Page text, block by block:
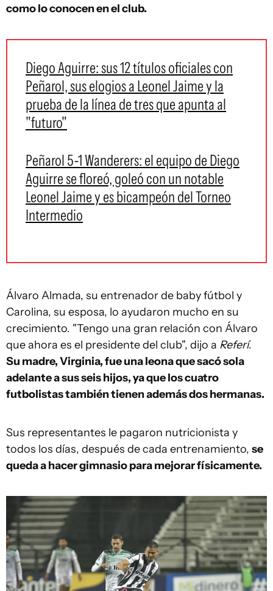
como lo conocen en el club.
Diego Aguirre: sus 12 títulos oficiales con
Peñarol, sus elogios a Leonel Jaime y la
prueba de la línea de tres que apunta al
"futuro"
Peñarol 5-1 Wanderers: el equipo de Diego
Aguirre se floreó, goleó con un notable
Leonel Jaime y es bicampeón del Torneo
Intermedio
Álvaro Almada, su entrenador de baby fútbol y
Carolina, su esposa, lo ayudaron mucho en su
crecimiento. "Tengo una gran relación con Álvaro
que ahora es el presidente del club", dijo a Referí.
Su madre, Virginia, fue una leona que sacó sola
adelante a sus seis hijos, ya que los cuatro
futbolistas también tienen además dos hermanas.
Sus representantes le pagaron nutricionista y
todos los días, después de cada entrenamiento, se
queda a hacer gimnasio para mejorar físicamente.